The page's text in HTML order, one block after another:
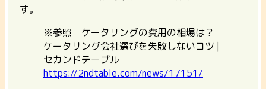
す。
※参照 ケータリングの費用の相場は？
ケータリング会社選びを失敗しないコツ |
セカンドテーブル
https://2ndtable.com/news/17151/